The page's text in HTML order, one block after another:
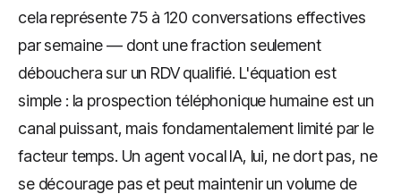
cela représente 75 à 120 conversations effectives
par semaine — dont une fraction seulement
débouchera sur un RDV qualifié. L'équation est
simple : la prospection téléphonique humaine est un
canal puissant, mais fondamentalement limité par le
facteur temps. Un agent vocal IA, lui, ne dort pas, ne
se décourage pas et peut maintenir un volume de